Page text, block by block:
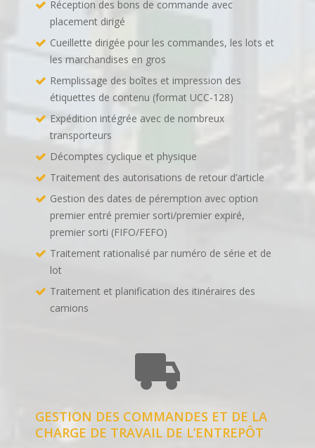
Réception des bons de commande avec
placement dirigé
Cueillette dirigée pour les commandes, les lots et
les marchandises en gros
Remplissage des boîtes et impression des
étiquettes de contenu (format UCC-128)
Expédition intégrée avec de nombreux
transporteurs
Décomptes cyclique et physique
Traitement des autorisations de retour d’article
Gestion des dates de péremption avec option
premier entré premier sorti/premier expiré,
premier sorti (FIFO/FEFO)
Traitement rationalisé par numéro de série et de
lot
Traitement et planification des itinéraires des
camions
GESTION DES COMMANDES ET DE LA
CHARGE DE TRAVAIL DE L’ENTREPÔT